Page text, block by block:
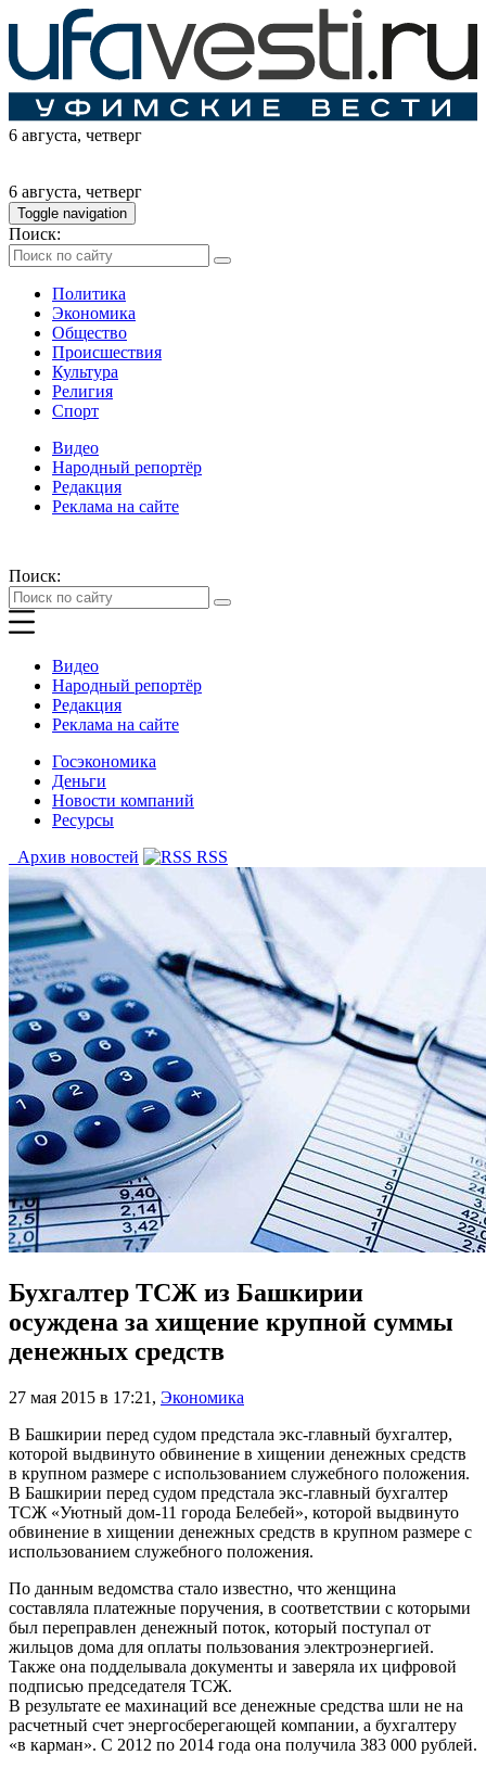
6 августа, четверг
6 августа, четверг
Toggle navigation
Поиск:
Политика
Экономика
Общество
Происшествия
Культура
Религия
Спорт
Видео
Народный репортёр
Редакция
Реклама на сайте
Поиск:
Видео
Народный репортёр
Редакция
Реклама на сайте
Госэкономика
Деньги
Новости компаний
Ресурсы
Архив новостей
RSS
Бухгалтер ТСЖ из Башкирии
осуждена за хищение крупной суммы
денежных средств
27 мая 2015 в 17:21 , Экономика
В Башкирии перед судом предстала экс-главный бухгалтер,
которой выдвинуто обвинение в хищении денежных средств
в крупном размере с использованием служебного положения.
В Башкирии перед судом предстала экс-главный бухгалтер
ТСЖ «Уютный дом-11 города Белебей», которой выдвинуто
обвинение в хищении денежных средств в крупном размере с
использованием служебного положения.
По данным ведомства стало известно, что женщина
составляла платежные поручения, в соответствии с которыми
был переправлен денежный поток, который поступал от
жильцов дома для оплаты пользования электроэнергией.
Также она подделывала документы и заверяла их цифровой
подписью председателя ТСЖ.
В результате ее махинаций все денежные средства шли не на
расчетный счет энергосберегающей компании, а бухгалтеру
«в карман». С 2012 по 2014 года она получила 383 000 рублей.